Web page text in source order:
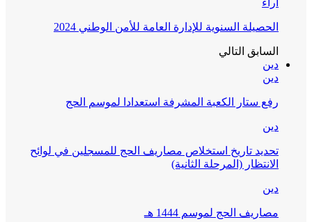
آراء
الحصيلة السنوية للإدارة العامة للأمن الوطني 2024
السابق التالي
دين
دين
رفع ستار الكعبة المشرفة استعدادا لموسم الحج
دين
تحديد تاريخ استخلاص مصاريف الحج للمسجلين في لوائح
الانتظار (المرحلة الثانية)
دين
مصاريف الحج لموسم 1444 هـ